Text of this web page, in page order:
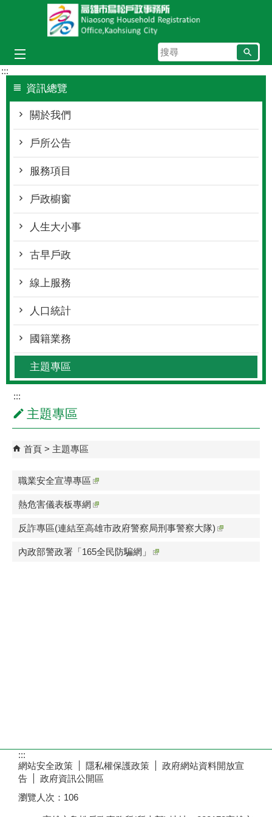
跳到主要內容區塊
搜
尋
:::
資訊總覽
關於我們
戶所公告
服務項目
戶政櫥窗
人生大小事
古早戶政
線上服務
人口統計
國籍業務
主題專區
:::
主題專區
首頁 主題專區
職業安全宣導專區
熱危害儀表板專網
反詐專區(連結至高雄市政府警察局刑事警察大隊)
內政部警政署「165全民防騙網」
:::
網站安全政策
隱私權保護政策
政府網站資料開放宣
告
政府資訊公開區
瀏覽人次： 106